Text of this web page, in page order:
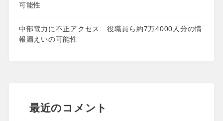
可能性
中部電力に不正アクセス 役職員ら約7万4000人分の情
報漏えいの可能性
最近のコメント